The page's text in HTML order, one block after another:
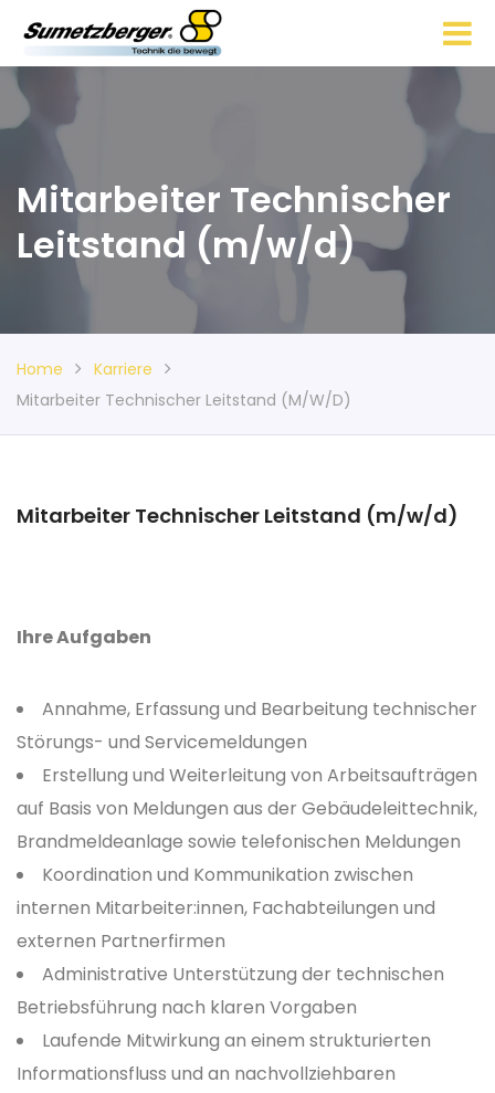
Mitarbeiter Technischer
Leitstand (m/w/d)
Home
Karriere
Mitarbeiter Technischer Leitstand (m/w/d)
Mitarbeiter Technischer Leitstand (m/w/d)
Ihre Aufgaben
Annahme, Erfassung und Bearbeitung technischer
Störungs- und Servicemeldungen
Erstellung und Weiterleitung von Arbeitsaufträgen
auf Basis von Meldungen aus der Gebäudeleittechnik,
Brandmeldeanlage sowie telefonischen Meldungen
Koordination und Kommunikation zwischen
internen Mitarbeiter:innen, Fachabteilungen und
externen Partnerfirmen
Administrative Unterstützung der technischen
Betriebsführung nach klaren Vorgaben
Laufende Mitwirkung an einem strukturierten
Informationsfluss und an nachvollziehbaren